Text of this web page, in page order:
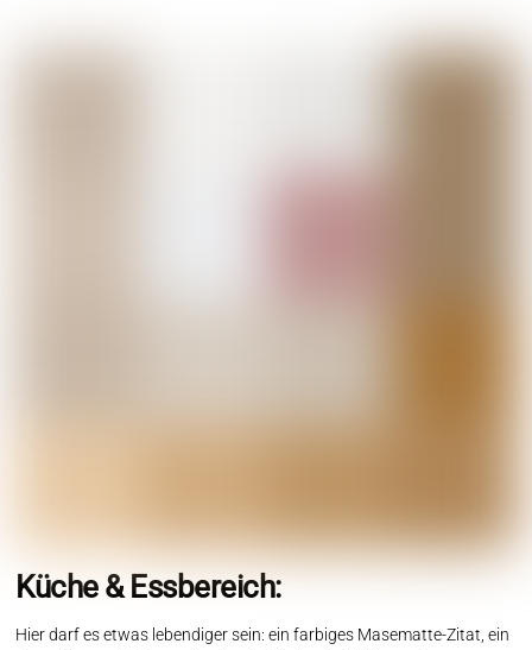
Küche & Essbereich:
Hier darf es etwas lebendiger sein: ein farbiges Masematte-Zitat, ein